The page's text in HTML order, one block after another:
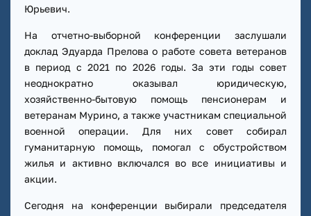
Юрьевич.
На отчетно-выборной конференции заслушали
доклад Эдуарда Прелова о работе совета ветеранов
в период с 2021 по 2026 годы. За эти годы совет
неоднократно оказывал юридическую,
хозяйственно-бытовую помощь пенсионерам и
ветеранам Мурино, а также участникам специальной
военной операции. Для них совет собирал
гуманитарную помощь, помогал с обустройством
жилья и активно включался во все инициативы и
акции.
Сегодня на конференции выбирали председателя